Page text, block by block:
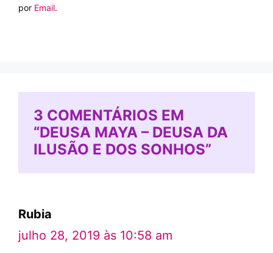
por Email.
3 COMENTÁRIOS EM
“DEUSA MAYA – DEUSA DA
ILUSÃO E DOS SONHOS”
Rubia
julho 28, 2019 às 10:58 am